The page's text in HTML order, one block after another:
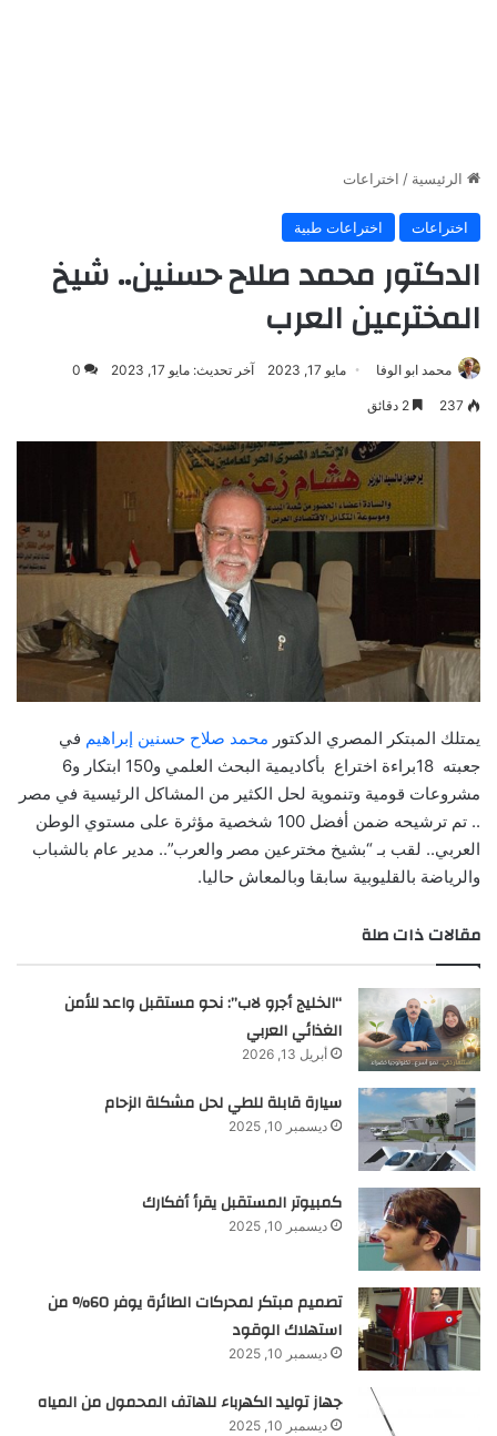
الرئيسية / اختراعات
اختراعات اختراعات طبية
الدكتور محمد صلاح حسنين.. شيخ
المخترعين العرب
محمد ابو الوفا مايو 17, 2023 آخر تحديث: مايو 17, 2023 0
237
يمتلك المبتكر المصري الدكتور محمد صلاح حسنين إبراهيم في
جعبته 18براءة اختراع بأكاديمية البحث العلمي و150 ابتكار و6
مشروعات قومية وتنموية لحل الكثير من المشاكل الرئيسية في مصر
.. تم ترشيحه ضمن أفضل 100 شخصية مؤثرة على مستوي الوطن
العربي.. لقب بـ “بشيخ مخترعين مصر والعرب”.. مدير عام بالشباب
والرياضة بالقليوبية سابقا وبالمعاش حاليا.
مقالات ذات صلة
“الخليج أجرو لاب”: نحو مستقبل واعد للأمن
الغذائي العربي
أبريل 13, 2026
سيارة قابلة للطي لحل مشكلة الزحام
ديسمبر 10, 2025
كمبيوتر المستقبل يقرأ أفكارك
ديسمبر 10, 2025
تصميم مبتكر لمحركات الطائرة يوفر 60% من
استهلاك الوقود
ديسمبر 10, 2025
جهاز توليد الكهرباء للهاتف المحمول من المياه
ديسمبر 10, 2025